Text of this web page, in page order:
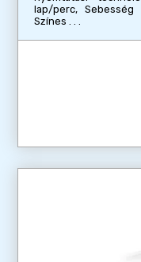
lap/perc, Sebesség
Színes